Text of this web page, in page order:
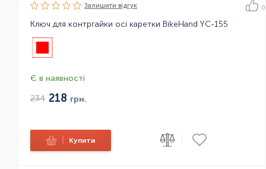
Залишити вiдгук 0
Ключ для контргайки осі каретки BikeHand YC-155
Є в наявності
234 218 грн.
Купити